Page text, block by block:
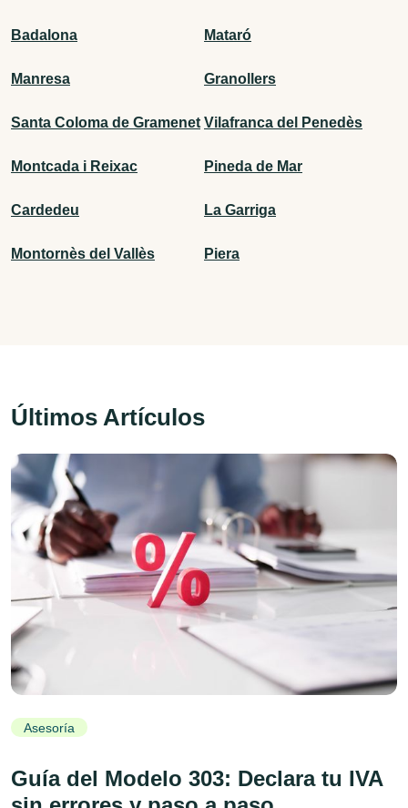
Badalona Mataró
Manresa Granollers
Santa Coloma de Gramenet Vilafranca del Penedès
Montcada i Reixac Pineda de Mar
Cardedeu La Garriga
Montornès del Vallès Piera
Últimos Artículos
Asesoría
Guía del Modelo 303: Declara tu IVA